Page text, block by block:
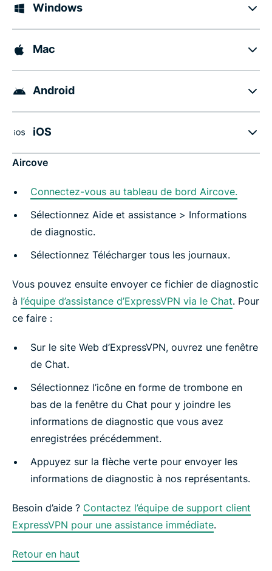
Windows
Mac
Android
iOS
Aircove
Connectez-vous au tableau de bord Aircove.
Sélectionnez Aide et assistance > Informations
de diagnostic.
Sélectionnez Télécharger tous les journaux.
Vous pouvez ensuite envoyer ce fichier de diagnostic
à l’équipe d’assistance d’ExpressVPN via le Chat. Pour
ce faire :
Sur le site Web d’ExpressVPN, ouvrez une fenêtre
de Chat.
Sélectionnez l’icône en forme de trombone en
bas de la fenêtre du Chat pour y joindre les
informations de diagnostic que vous avez
enregistrées précédemment.
Appuyez sur la flèche verte pour envoyer les
informations de diagnostic à nos représentants.
Besoin d’aide ? Contactez l’équipe de support client
ExpressVPN pour une assistance immédiate.
Retour en haut